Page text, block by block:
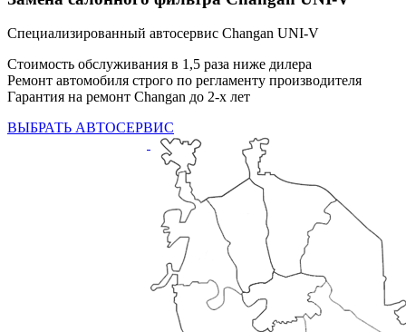
Специализированный автосервис Changan UNI-V
Стоимость обслуживания в 1,5 раза ниже дилера
Ремонт автомобиля строго по регламенту производителя
Гарантия на ремонт Changan до 2-х лет
ВЫБРАТЬ АВТОСЕРВИС